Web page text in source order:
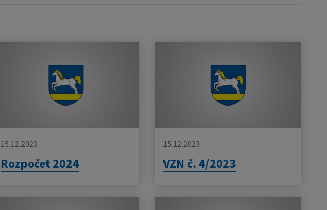
15.12.2023
Rozpočet 2024
15.12.2023
VZN č. 4/2023